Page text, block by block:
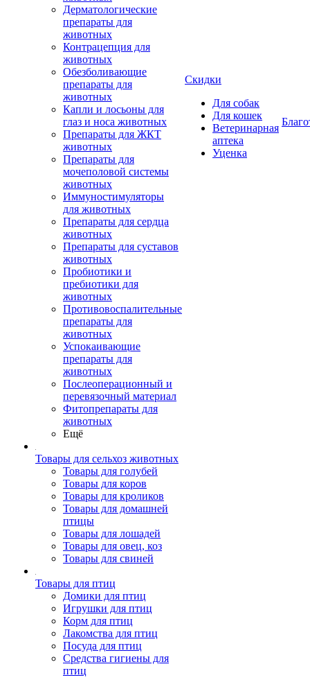
Дерматологические
препараты для
животных
Контрацепция для
животных
Обезболивающие
препараты для
животных
Капли и лосьоны для
глаз и носа животных
Препараты для ЖКТ
животных
Препараты для
мочеполовой системы
животных
Иммуностимуляторы
для животных
Препараты для сердца
животных
Препараты для суставов
животных
Пробиотики и
пребиотики для
животных
Противовоспалительные
препараты для
животных
Успокаивающие
препараты для
животных
Послеоперационный и
перевязочный материал
Фитопрепараты для
животных
Ещё
Товары для сельхоз животных
Товары для голубей
Товары для коров
Товары для кроликов
Товары для домашней
птицы
Товары для лошадей
Товары для овец, коз
Товары для свиней
Товары для птиц
Домики для птиц
Игрушки для птиц
Корм для птиц
Лакомства для птиц
Посуда для птиц
Средства гигиены для
птиц
Скидки
Для собак
Для кошек
Ветеринарная
аптека
Уценка